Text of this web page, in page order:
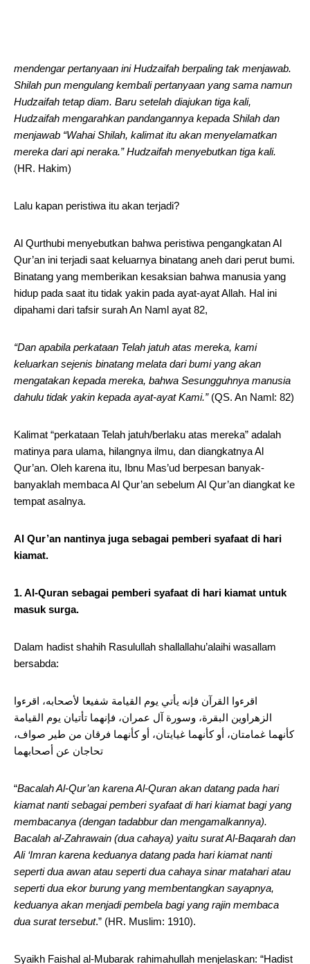
mendengar pertanyaan ini Hudzaifah berpaling tak menjawab.
Shilah pun mengulang kembali pertanyaan yang sama namun
Hudzaifah tetap diam. Baru setelah diajukan tiga kali,
Hudzaifah mengarahkan pandangannya kepada Shilah dan
menjawab “Wahai Shilah, kalimat itu akan menyelamatkan
mereka dari api neraka.” Hudzaifah menyebutkan tiga kali.
(HR. Hakim)
Lalu kapan peristiwa itu akan terjadi?
Al Qurthubi menyebutkan bahwa peristiwa pengangkatan Al
Qur’an ini terjadi saat keluarnya binatang aneh dari perut bumi.
Binatang yang memberikan kesaksian bahwa manusia yang
hidup pada saat itu tidak yakin pada ayat-ayat Allah. Hal ini
dipahami dari tafsir surah An Naml ayat 82,
“Dan apabila perkataan Telah jatuh atas mereka, kami
keluarkan sejenis binatang melata dari bumi yang akan
mengatakan kepada mereka, bahwa Sesungguhnya manusia
dahulu tidak yakin kepada ayat-ayat Kami.”(QS. An Naml: 82)
Kalimat “perkataan Telah jatuh/berlaku atas mereka” adalah
matinya para ulama, hilangnya ilmu, dan diangkatnya Al
Qur’an. Oleh karena itu, Ibnu Mas’ud berpesan banyak-
banyaklah membaca Al Qur’an sebelum Al Qur’an diangkat ke
tempat asalnya.
Al Qur’an nantinya juga sebagai pemberi syafaat di hari
kiamat.
1. Al-Quran sebagai pemberi syafaat di hari kiamat untuk
masuk surga.
Dalam hadist shahih Rasulullah shallallahu’alaihi wasallam
bersabda:
اقرءوا القرآن فإنه يأتي يوم القيامة شفيعا لأصحابه، اقرءوا
الزهراوين البقرة، وسورة آل عمران، فإنهما تأتيان يوم القيامة
كأنهما غمامتان، أو كأنهما غيايتان، أو كأنهما فرقان من طير صواف،
تحاجان عن أصحابهما
“Bacalah Al-Qur’an karena Al-Quran akan datang pada hari
kiamat nanti sebagai pemberi syafaat di hari kiamat bagi yang
membacanya (dengan tadabbur dan mengamalkannya).
Bacalah al-Zahrawain (dua cahaya) yaitu surat Al-Baqarah dan
Ali ‘Imran karena keduanya datang pada hari kiamat nanti
seperti dua awan atau seperti dua cahaya sinar matahari atau
seperti dua ekor burung yang membentangkan sayapnya,
keduanya akan menjadi pembela bagi yang rajin membaca
dua surat tersebut.” (HR. Muslim: 1910).
Syaikh Faishal al-Mubarak rahimahullah menjelaskan: “Hadist